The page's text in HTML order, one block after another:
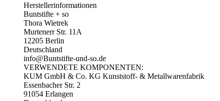
Herstellerinformationen
Buntstifte + so
Thora Wietrek
Murtenerr Str. 11A
12205 Berlin
Deutschland
info@Buntstifte-und-so.de
VERWENDETE KOMPONENTEN:
KUM GmbH & Co. KG Kunststoff- & Metallwarenfabrik
Essenbacher Str. 2
91054 Erlangen